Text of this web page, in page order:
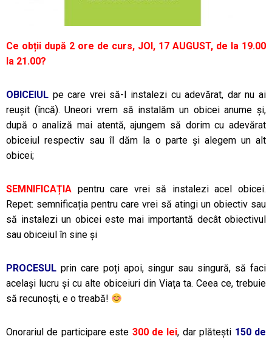
Ce obții după 2 ore de curs, JOI, 17 AUGUST, de la 19.00
la 21.00?
OBICEIUL pe care vrei să-l instalezi cu adevărat, dar nu ai
reușit (încă). Uneori vrem să instalăm un obicei anume și,
după o analiză mai atentă, ajungem să dorim cu adevărat
obiceiul respectiv sau îl dăm la o parte și alegem un alt
obicei;
SEMNIFICAȚIA pentru care vrei să instalezi acel obicei.
Repet: semnificația pentru care vrei să atingi un obiectiv sau
să instalezi un obicei este mai importantă decât obiectivul
sau obiceiul în sine și
PROCESUL prin care poți apoi, singur sau singură, să faci
același lucru și cu alte obiceiuri din Viața ta. Ceea ce, trebuie
să recunoști, e o treabă!
Onorariul de participare este 300 de lei, dar plătești 150 de